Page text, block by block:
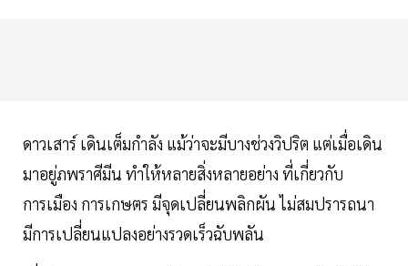
ดาวเสาร์ เดินเต็มกำลัง แม้ว่าจะมีบางช่วงวิปริต แต่เมื่อเดิน
มาอยู่ภพราศีมีน ทำให้หลายสิ่งหลายอย่าง ที่เกี่ยวกับ
การเมือง การเกษตร มีจุดเปลี่ยนพลิกผัน ไม่สมปรารถนา
มีการเปลี่ยนแปลงอย่างรวดเร็วฉับพลัน